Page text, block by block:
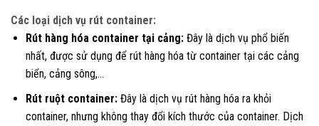
Các loại dịch vụ rút container:
Rút hàng hóa container tại cảng:Đây là dịch vụ phổ biến
nhất, được sử dụng để rút hàng hóa từ container tại các cảng
biển, cảng sông,…
Rút ruột container:Đây là dịch vụ rút hàng hóa ra khỏi
container, nhưng không thay đổi kích thước của container. Dịch